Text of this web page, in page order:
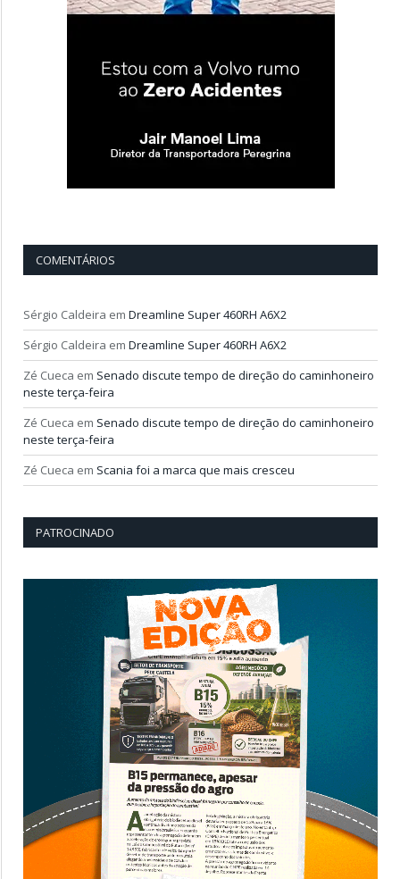
COMENTÁRIOS
Sérgio Caldeira em Dreamline Super 460RH A6X2
Sérgio Caldeira em Dreamline Super 460RH A6X2
Zé Cueca em Senado discute tempo de direção do caminhoneiro
neste terça-feira
Zé Cueca em Senado discute tempo de direção do caminhoneiro
neste terça-feira
Zé Cueca em Scania foi a marca que mais cresceu
PATROCINADO